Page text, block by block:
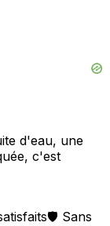
d'eau, une
c'est
🛡️ Sans